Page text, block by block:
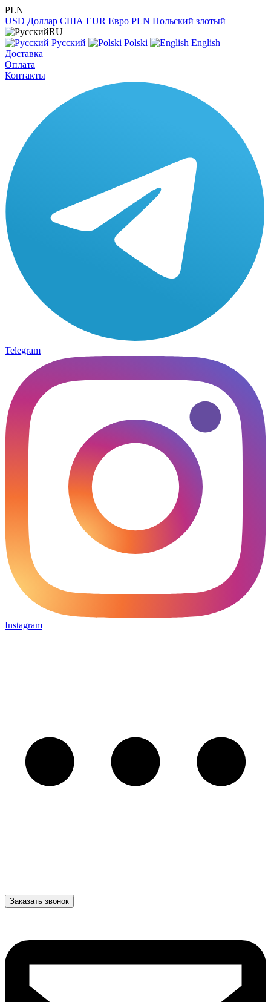
PLN
USD Доллар США EUR Евро PLN Польский злотый
RU
Русский
Polski
English
Доставка
Оплата
Контакты
Telegram
Instagram
Заказать звонок